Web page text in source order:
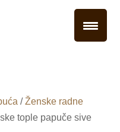
/Ženske radne
tople papuče sive